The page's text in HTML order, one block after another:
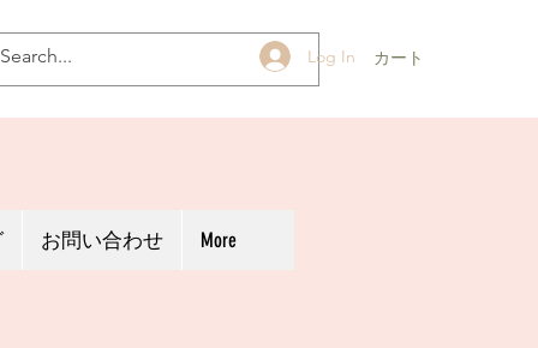
カート
Log In
お問い合わせ More